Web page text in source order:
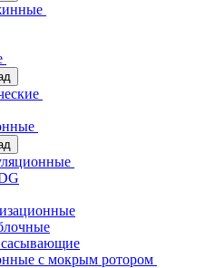
с мокрым ротором